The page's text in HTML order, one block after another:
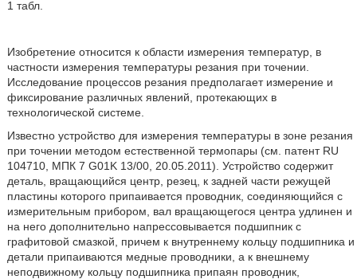
1 табл.
Изобретение относится к области измерения температур, в
частности измерения температуры резания при точении.
Исследование процессов резания предполагает измерение и
фиксирование различных явлений, протекающих в
технологической системе.
Известно устройство для измерения температуры в зоне резания
при точении методом естественной термопары (см. патент RU
104710, МПК 7 G01K 13/00, 20.05.2011). Устройство содержит
деталь, вращающийся центр, резец, к задней части режущей
пластины которого припаивается проводник, соединяющийся с
измерительным прибором, вал вращающегося центра удлинен и
на него дополнительно напрессовывается подшипник с
графитовой смазкой, причем к внутреннему кольцу подшипника и
детали припаиваются медные проводники, а к внешнему
неподвижному кольцу подшипника припаян проводник,